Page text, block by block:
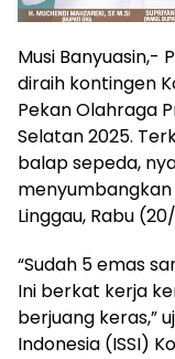
Musi Banyuasin,-
diraih kontingen
Pekan Olahraga
Selatan 2025.
balap sepeda,
Linggau, Rabu
“Sudah 5 emas
Ini berkat kerja
berjuang keras,”
Indonesia (ISSI)